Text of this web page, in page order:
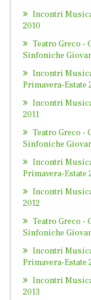
Incontri
2010
Teatro Greco -
Sinfoniche
Incontri
Primavera-Estate
Incontri
2011
Teatro Greco -
Sinfoniche
Incontri
Primavera-Estate
Incontri
2012
Teatro Greco -
Sinfoniche
Incontri
Primavera-Estate
Incontri
2013